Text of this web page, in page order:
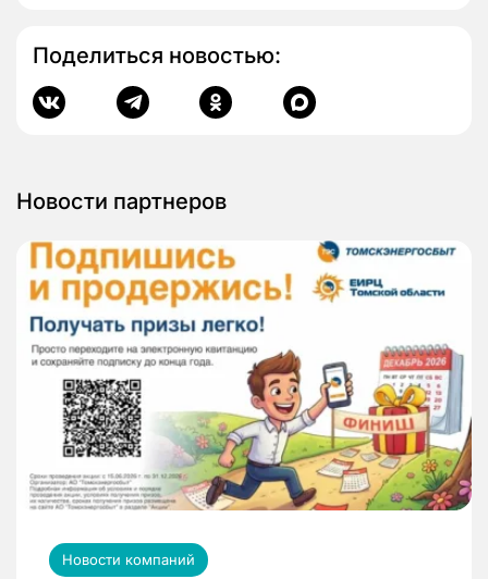
Поделиться новостью:
Новости партнеров
Новости компаний